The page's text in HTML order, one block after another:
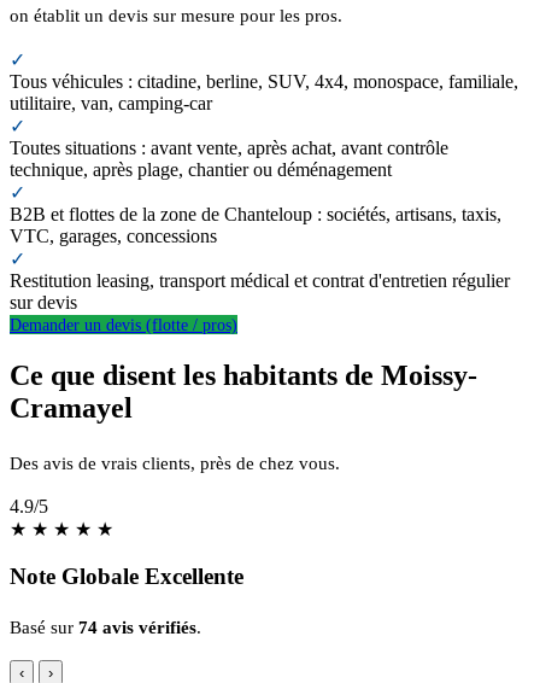
on établit un devis sur mesure pour les pros.
✓
Tous véhicules : citadine, berline, SUV, 4x4, monospace, familiale,
utilitaire, van, camping-car
✓
Toutes situations : avant vente, après achat, avant contrôle
technique, après plage, chantier ou déménagement
✓
B2B et flottes de la zone de Chanteloup : sociétés, artisans, taxis,
VTC, garages, concessions
✓
Restitution leasing, transport médical et contrat d'entretien régulier
sur devis
Demander un devis (flotte / pros)
Ce que disent les habitants de Moissy-
Cramayel
Des avis de vrais clients, près de chez vous.
4.9/5
★ ★ ★ ★ ★
Note Globale Excellente
Basé sur 74 avis vérifiés.
‹ ›